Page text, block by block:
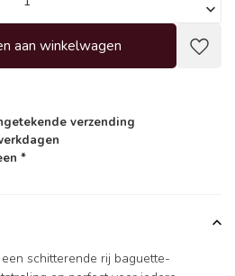
aan winkelwagen
verzending
*
schitterende rij baguette-